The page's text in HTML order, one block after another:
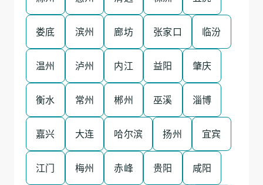
娄底 滨州 廊坊 张家口 临汾
温州 泸州 内江 益阳 肇庆
衡水 常州 郴州 巫溪 淄博
嘉兴 大连 哈尔滨 扬州 宜宾
江门 梅州 赤峰 贵阳 咸阳